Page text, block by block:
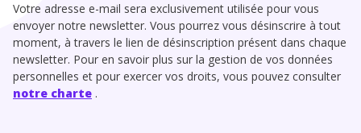
Votre adresse e-mail sera exclusivement utilisée pour vous
envoyer notre newsletter. Vous pourrez vous désinscrire à tout
moment, à travers le lien de désinscription présent dans chaque
newsletter. Pour en savoir plus sur la gestion de vos données
personnelles et pour exercer vos droits, vous pouvez consulter
notre charte .